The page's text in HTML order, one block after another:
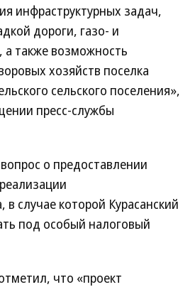
инфраструктурных задач,
дороги, газо- и
а также возможность
хозяйств поселка
сельского поселения»,
пресс-службы
о предоставлении
в случае которой Курасанский
под особый налоговый
что «проект